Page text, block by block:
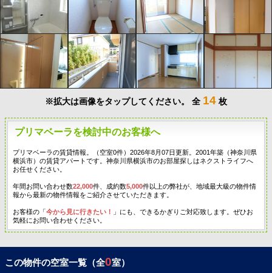
※拡大は画像をタップしてください。 全 14 枚
プリマベーラを検討中のお客様へ
プリマベーラの賃貸情報。（空室0件）2026年8月07日更新。2001年築（神奈川県
横浜市）の賃貸アパートです。神奈川県横浜市のお部屋探しはネクストライフへ
お任せください。
年間お問い合わせ数22,000件、成約数5,000件以上の弊社が、地域最大級の物件情
報から最新の物件情報をご紹介させていただきます。
お客様の「今から見に行きたい！
」にも、できるかぎりご対応致します。ぜひお
気軽にお問い合わせください。
この物件の空室一覧（全0室）